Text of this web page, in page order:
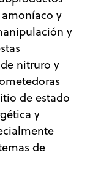
y
y
nitruro y
de estado
y
de